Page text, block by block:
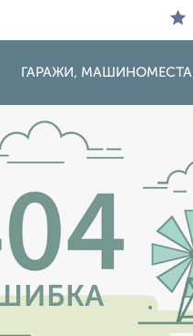
ГАРАЖИ, МАШИНОМЕСТА